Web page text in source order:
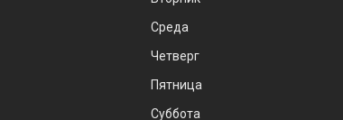
Среда
Четверг
Пятница
Суббота